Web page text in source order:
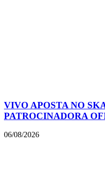
VIVO APOSTA NO
PATROCINADORA
06/08/2026